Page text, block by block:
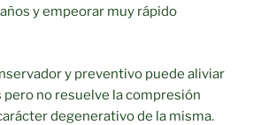
y empeorar muy rápido
y preventivo puede aliviar
no resuelve la compresión
degenerativo de la misma.